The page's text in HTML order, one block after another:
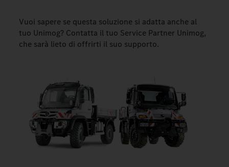
Vuoi sapere se questa soluzione si adatta anche al
tuo Unimog? Contatta il tuo Service Partner Unimog,
che sarà lieto di offrirti il suo supporto.